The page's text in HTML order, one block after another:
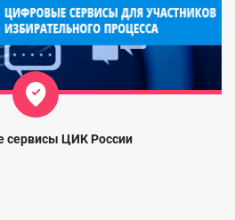
сервисы ЦИК России